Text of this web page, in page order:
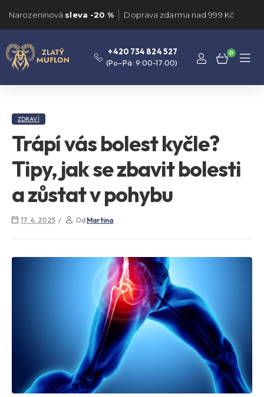
Narozeninová sleva -20 % Doprava zdarma nad 999 Kč
+420 734 824 527
(Po–Pá: 9:00-17:00)
0
ZDRAVÍ
Trápí vás bolest kyčle?
Tipy, jak se zbavit bolesti
a zůstat v pohybu
17. 4. 2025 Od Martina